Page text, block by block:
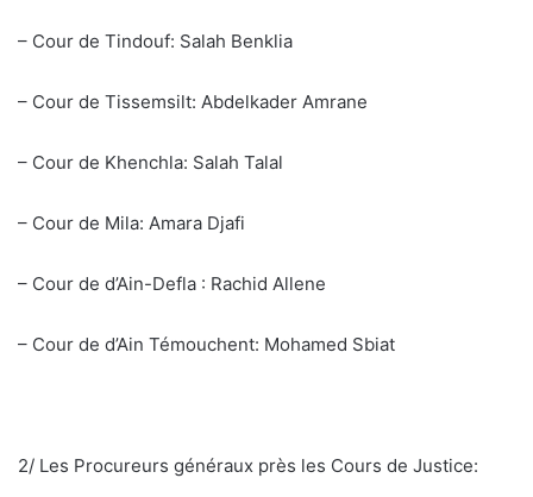
– Cour de Tindouf: Salah Benklia
– Cour de Tissemsilt: Abdelkader Amrane
– Cour de Khenchla: Salah Talal
– Cour de Mila: Amara Djafi
– Cour de d’Ain-Defla : Rachid Allene
– Cour de d’Ain Témouchent: Mohamed Sbiat
2/ Les Procureurs généraux près les Cours de Justice: